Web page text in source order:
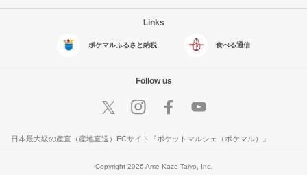
Links
ポケマルふるさと納税 食べる通信
Follow us
日本最大級の産直（産地直送）ECサイト『ポケットマルシェ（ポケマル）』
Copyright 2026 Ame Kaze Taiyo, Inc.